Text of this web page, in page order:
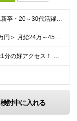
《講師未経験大歓迎！第二新卒・20～30代活躍中》 ◆大卒以上 ◆何らかのITまたはゲーム業界のご経験をお持ちの方 ┗プログラマー・ゲーム企画経験者など、職種・経験年数は不問！ 業界経験者であればご
＜想定年収400万円～600万円＞ 月給24万～45万円+各種手当+賞与年2回 ※超過分は別途支給 ※試用期間3ヶ月あり（期間中は講師手当は減額支給、その他の待遇に差異なし） ※固定残業代：時間外労働
★「西武新宿駅」から徒歩1分の好アクセス！ 東京都新宿区百人町1-5-6 ※(変更の範囲)上記を除く当社関連勤務地
検討中に入れる